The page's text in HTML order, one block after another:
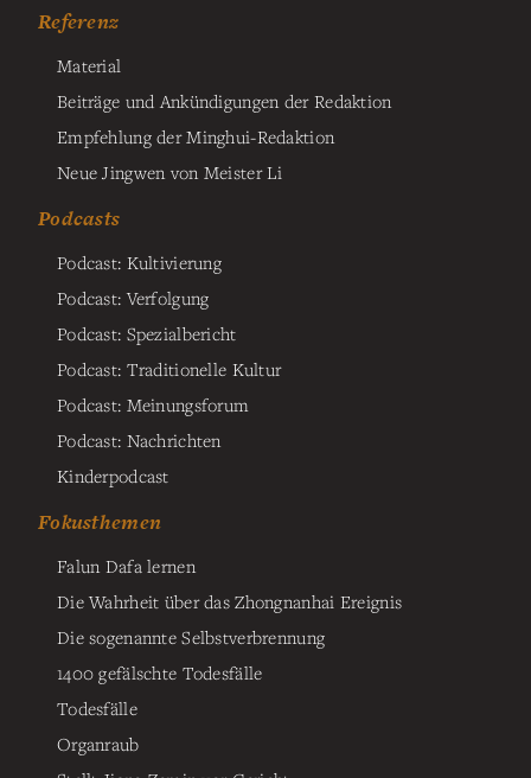
Referenz
Material
Beiträge und Ankündigungen der Redaktion
Empfehlung der Minghui-Redaktion
Neue Jingwen von Meister Li
Podcasts
Podcast: Kultivierung
Podcast: Verfolgung
Podcast: Spezialbericht
Podcast: Traditionelle Kultur
Podcast: Meinungsforum
Podcast: Nachrichten
Kinderpodcast
Fokusthemen
Falun Dafa lernen
Die Wahrheit über das Zhongnanhai Ereignis
Die sogenannte Selbstverbrennung
1400 gefälschte Todesfälle
Todesfälle
Organraub